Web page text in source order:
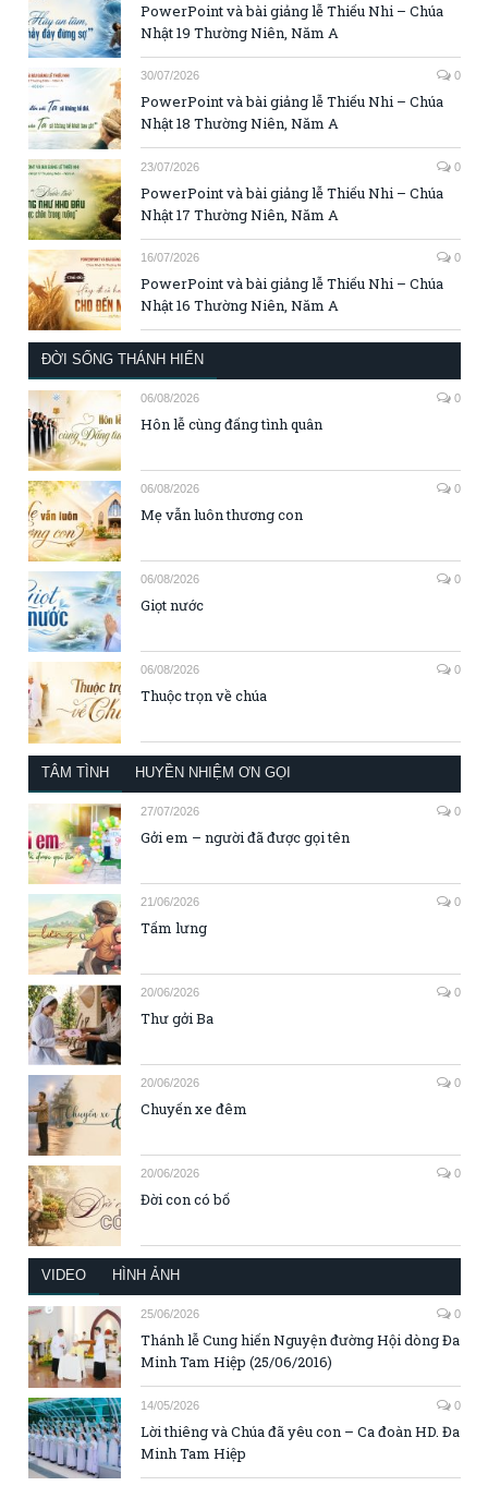
PowerPoint và bài giảng lễ Thiếu Nhi – Chúa
Nhật 19 Thường Niên, Năm A
30/07/2026 0
PowerPoint và bài giảng lễ Thiếu Nhi – Chúa
Nhật 18 Thường Niên, Năm A
23/07/2026 0
PowerPoint và bài giảng lễ Thiếu Nhi – Chúa
Nhật 17 Thường Niên, Năm A
16/07/2026 0
PowerPoint và bài giảng lễ Thiếu Nhi – Chúa
Nhật 16 Thường Niên, Năm A
ĐỜI SỐNG THÁNH HIẾN
06/08/2026 0
Hôn lễ cùng đấng tình quân
06/08/2026 0
Mẹ vẫn luôn thương con
06/08/2026 0
Giọt nước
06/08/2026 0
Thuộc trọn về chúa
TÂM TÌNH HUYỀN NHIỆM ƠN GỌI
27/07/2026 0
Gởi em – người đã được gọi tên
21/06/2026 0
Tấm lưng
20/06/2026 0
Thư gởi Ba
20/06/2026 0
Chuyến xe đêm
20/06/2026 0
Đời con có bố
VIDEO HÌNH ẢNH
25/06/2026 0
Thánh lễ Cung hiến Nguyện đường Hội dòng Đa
Minh Tam Hiệp (25/06/2016)
14/05/2026 0
Lời thiêng và Chúa đã yêu con – Ca đoàn HD. Đa
Minh Tam Hiệp